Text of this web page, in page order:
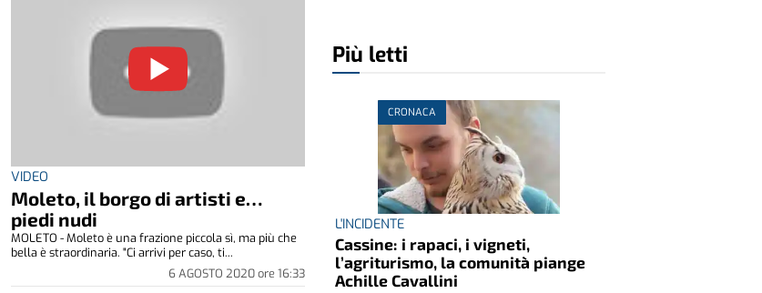
VIDEO
Moleto, il borgo di artisti e…
piedi nudi
6 AGOSTO 2020ore 16:33
MOLETO - Moleto è una frazione piccola sì, ma più che
bella è straordinaria. "Ci arrivi per caso, ti...
Più letti
CRONACA
L'INCIDENTE
Cassine: i rapaci, i vigneti,
l’agriturismo, la comunità piange
Achille Cavallini